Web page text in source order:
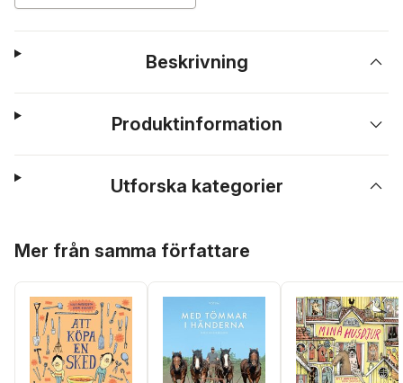
Beskrivning
Produktinformation
Utforska kategorier
Mer från samma författare